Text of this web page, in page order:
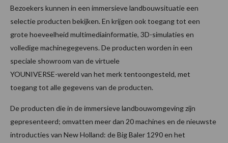
Bezoekers kunnen in een immersieve landbouwsituatie een
selectie producten bekijken. En krijgen ook toegang tot een
grote hoeveelheid multimediainformatie, 3D-simulaties en
volledige machinegegevens. De producten worden in een
speciale showroom van de virtuele
YOUNIVERSE-wereld van het merk tentoongesteld, met
toegang tot alle gegevens van de producten.
De producten die in de immersieve landbouwomgeving zijn
gepresenteerd; omvatten meer dan 20 machines en de nieuwste
introducties van New Holland: de Big Baler 1290 en het